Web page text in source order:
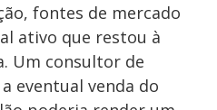
fontes de mercado
ativo que restou à
Um consultor de
eventual venda do